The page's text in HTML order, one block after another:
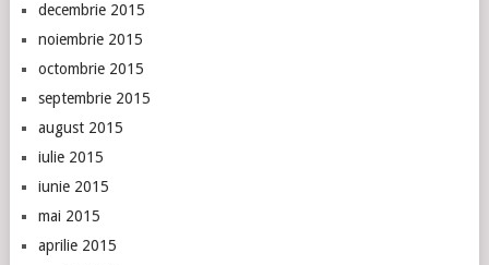
decembrie 2015
noiembrie 2015
octombrie 2015
septembrie 2015
august 2015
iulie 2015
iunie 2015
mai 2015
aprilie 2015